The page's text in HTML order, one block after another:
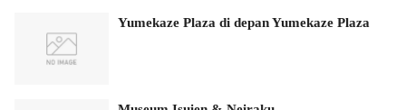
Yumekaze Plaza di depan Yumekaze Plaza